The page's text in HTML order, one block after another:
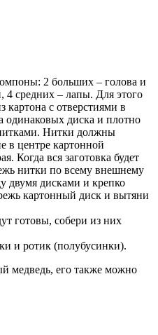
2 больших – голова и
4 средних – лапы. Для этого
картона с отверстиями в
одинаковых диска и плотно
Нитки должны
в центре картонной
Когда вся заготовка будет
нитки по всему внешнему
двумя дисками и крепко
картонный диск и вытяни
готовы, собери из них
и ротик (полубусинки).
медведь, его также можно